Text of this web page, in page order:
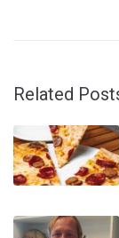
Related